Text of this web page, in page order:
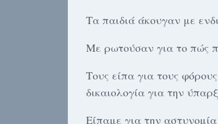
Τα παιδιά άκουγαν με
Με ρωτούσαν για το πώς
Τους είπα για τους
δικαιολογία για την
Είπαμε για την